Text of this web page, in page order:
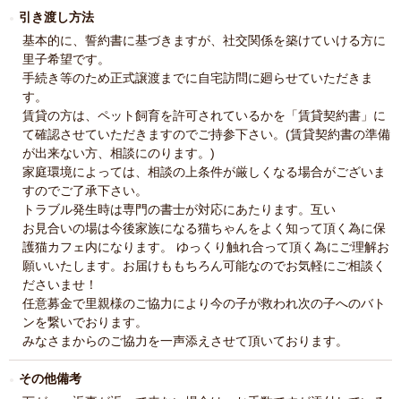
引き渡し方法
基本的に、誓約書に基づきますが、社交関係を築けていける方に
里子希望です。
手続き等のため正式譲渡までに自宅訪問に廻らせていただきま
す。
賃貸の方は、ペット飼育を許可されているかを「賃貸契約書」に
て確認させていただきますのでご持参下さい。(賃貸契約書の準備
が出来ない方、相談にのります。)
家庭環境によっては、相談の上条件が厳しくなる場合がございま
すのでご了承下さい。
トラブル発生時は専門の書士が対応にあたります。互い
お見合いの場は今後家族になる猫ちゃんをよく知って頂く為に保
護猫カフェ内になります。 ゆっくり触れ合って頂く為にご理解お
願いいたします。お届けももちろん可能なのでお気軽にご相談く
ださいませ！
任意募金で里親様のご協力により今の子が救われ次の子へのバト
ンを繋いでおります。
みなさまからのご協力を一声添えさせて頂いております。
その他備考